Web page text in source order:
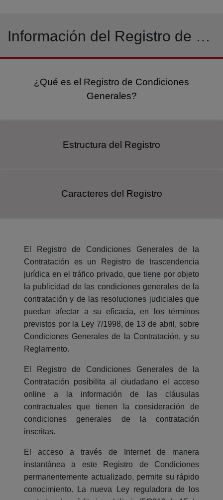
Información del Registro de Condiciones Generales
¿Qué es el Registro de Condiciones
Generales?
Estructura del Registro
Caracteres del Registro
El Registro de Condiciones Generales de la
Contratación es un Registro de trascendencia
jurídica en el tráfico privado, que tiene por objeto
la publicidad de las condiciones generales de la
contratación y de las resoluciones judiciales que
puedan afectar a su eficacia, en los términos
previstos por la Ley 7/1998, de 13 de abril, sobre
Condiciones Generales de la Contratación, y su
Reglamento.
El Registro de Condiciones Generales de la
Contratación posibilita al ciudadano el acceso
online a la información de las cláusulas
contractuales que tienen la consideración de
condiciones generales de la contratación
inscritas.
El acceso a través de Internet de manera
instantánea a este Registro de Condiciones
permanentemente actualizado, permite su rápido
conocimiento. La nueva Ley reguladora de los